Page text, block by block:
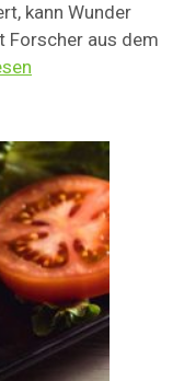
kann Wunder
Forscher aus dem